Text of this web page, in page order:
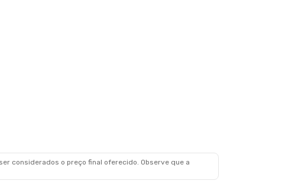
considerados o preço final oferecido. Observe que a